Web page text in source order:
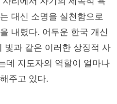
대신 소명을 실천함으로
내렸다. 어두운 한국 개신
빛과 같은 이러한 상징적 사
데 지도자의 역할이 얼마나
주고 있다.